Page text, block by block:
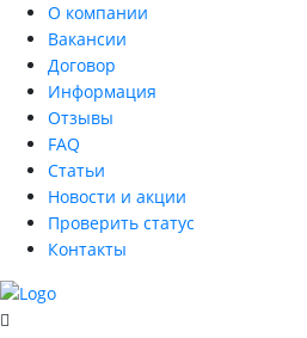
О компании
Вакансии
Договор
Информация
Отзывы
FAQ
Статьи
Новости и акции
Проверить статус
Контакты